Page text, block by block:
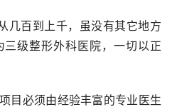
几百到上千，虽没有其它地方
级整形外科医院，一切以正
目必须由经验丰富的专业医生